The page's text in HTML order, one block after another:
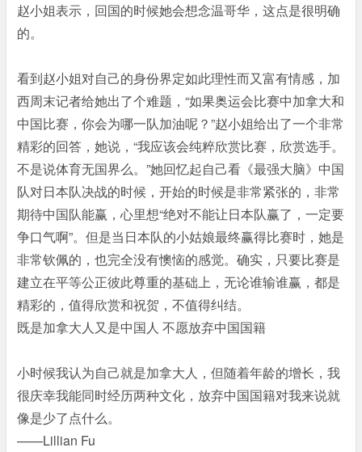
赵小姐表示，回国的时候她会想念温哥华，这点是很明确
的。
看到赵小姐对自己的身份界定如此理性而又富有情感，加
西周末记者给她出了个难题，“如果奥运会比赛中加拿大和
中国比赛，你会为哪一队加油呢？”赵小姐给出了一个非常
精彩的回答，她说，“我应该会纯粹欣赏比赛，欣赏选手。
不是说体育无国界么。”她回忆起自己看《最强大脑》中国
队对日本队决战的时候，开始的时候是非常紧张的，非常
期待中国队能赢，心里想“绝对不能让日本队赢了，一定要
争口气啊”。但是当日本队的小姑娘最终赢得比赛时，她是
非常钦佩的，也完全没有懊恼的感觉。确实，只要比赛是
建立在平等公正彼此尊重的基础上，无论谁输谁赢，都是
精彩的，值得欣赏和祝贺，不值得纠结。
既是加拿大人又是中国人 不愿放弃中国国籍
小时候我认为自己就是加拿大人，但随着年龄的增长，我
很庆幸我能同时经历两种文化，放弃中国国籍对我来说就
像是少了点什么。
——Lillian Fu